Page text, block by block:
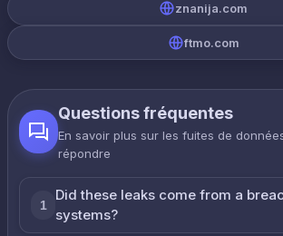
znanija.com
ftmo.com
Questions fréquentes
En savoir plus sur les fuites de
répondre
1
Did these leaks come from a
systems?